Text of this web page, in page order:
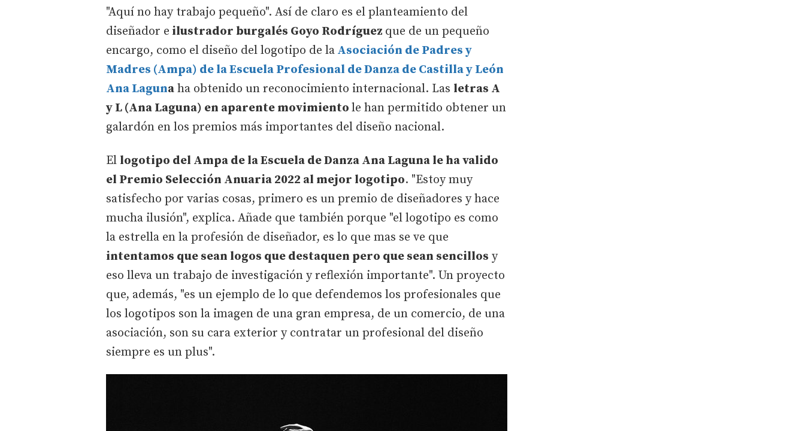
"Aquí no hay trabajo pequeño". Así de claro es el planteamiento del
diseñador e ilustrador burgalés Goyo Rodríguez que de un pequeño
encargo, como el diseño del logotipo de la Asociación de Padres y
Madres (Ampa) de la Escuela Profesional de Danza de Castilla y León
Ana Laguna ha obtenido un reconocimiento internacional. Las letras A
y L (Ana Laguna) en aparente movimiento le han permitido obtener un
galardón en los premios más importantes del diseño nacional.
El logotipo del Ampa de la Escuela de Danza Ana Laguna le ha valido
el Premio Selección Anuaria 2022 al mejor logotipo. "Estoy muy
satisfecho por varias cosas, primero es un premio de diseñadores y hace
mucha ilusión", explica. Añade que también porque "el logotipo es como
la estrella en la profesión de diseñador, es lo que mas se ve que
intentamos que sean logos que destaquen pero que sean sencillos y
eso lleva un trabajo de investigación y reflexión importante". Un proyecto
que, además, "es un ejemplo de lo que defendemos los profesionales que
los logotipos son la imagen de una gran empresa, de un comercio, de una
asociación, son su cara exterior y contratar un profesional del diseño
siempre es un plus".